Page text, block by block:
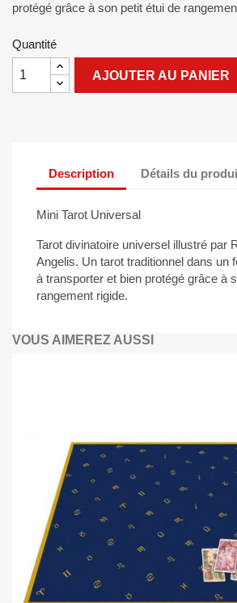
protégé grâce à son petit étui de
Quantité
AJOUTER AU PANIER
Description Détails du
Mini Tarot Universal
Tarot divinatoire universel illustré par
Angelis. Un tarot traditionnel dans un
à transporter et bien protégé grâce à
rangement rigide.
VOUS AIMEREZ AUSSI